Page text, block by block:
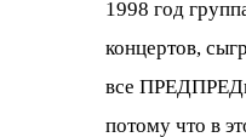
1998 год
концертов,
все
потому что в